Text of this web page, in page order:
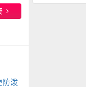
防泼